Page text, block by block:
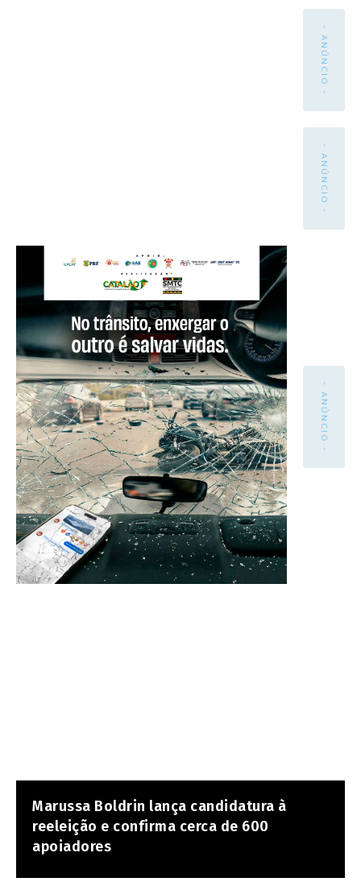
- ANÚNCIO -
- ANÚNCIO -
- ANÚNCIO -
Marussa Boldrin lança candidatura à
reeleição e confirma cerca de 600
apoiadores